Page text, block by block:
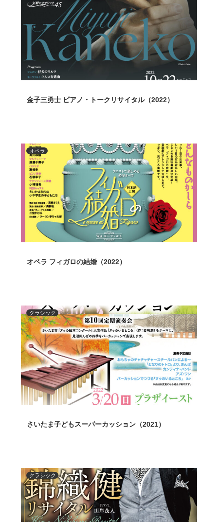
金子三勇士 ピアノ・トークリサイタル（2022）
オペラ
オペラ フィガロの結婚（2022）
クラシック
さいたま子どもスーパーカッション（2021）
クラシック